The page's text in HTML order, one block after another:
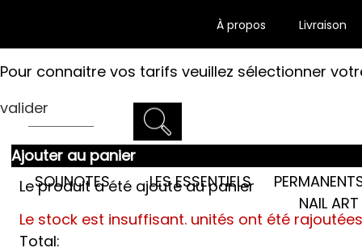
À propos Livraison
Pour connaitre vos tarifs veuillez sélectionner
valider
Ajouter au panier
Le produit a été ajouté au panier
Le stock est insuffisant. unités ont été
Total:
SOLINOTES LES ESSENTIELS
NAIL ART